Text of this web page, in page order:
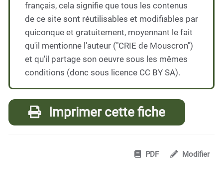
français, cela signifie que tous les contenus
de ce site sont réutilisables et modifiables par
quiconque et gratuitement, moyennant le fait
qu'il mentionne l'auteur ("CRIE de Mouscron")
et qu'il partage son oeuvre sous les mêmes
conditions (donc sous licence CC BY SA).
Imprimer cette fiche
PDF Modifier